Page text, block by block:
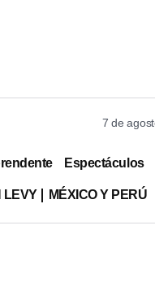
7 de
Espectáculos
LEVY MÉXICO Y PERÚ